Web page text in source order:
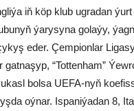
iň köp klub ugradan
ýarysyna golaýy,
eder. Çempionlar
gatnaşyp, “Tottenham”
bolsa UEFA-nyň
oýnar. Ispaniýadan 8,